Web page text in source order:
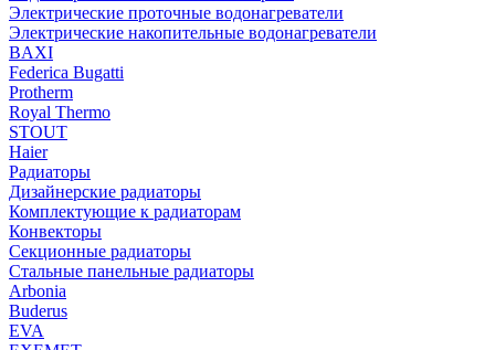
Электрические проточные водонагреватели
Электрические накопительные водонагреватели
BAXI
Federica Bugatti
Protherm
Royal Thermo
STOUT
Haier
Радиаторы
Дизайнерские радиаторы
Комплектующие к радиаторам
Конвекторы
Секционные радиаторы
Стальные панельные радиаторы
Arbonia
Buderus
EVA